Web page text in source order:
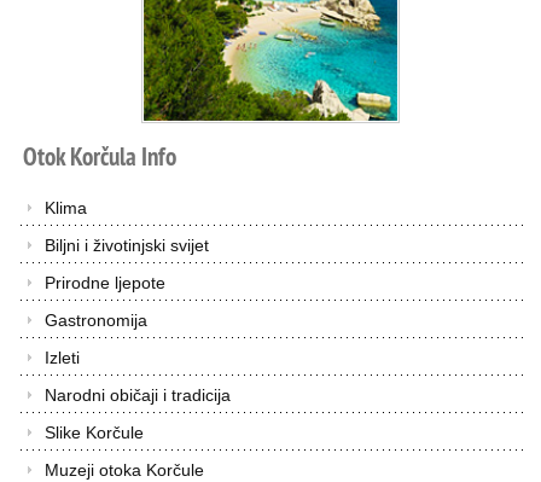
OtokKorčula Info
Klima
Biljni i životinjski svijet
Prirodne ljepote
Gastronomija
Izleti
Narodni običaji i tradicija
Slike Korčule
Muzeji otoka Korčule